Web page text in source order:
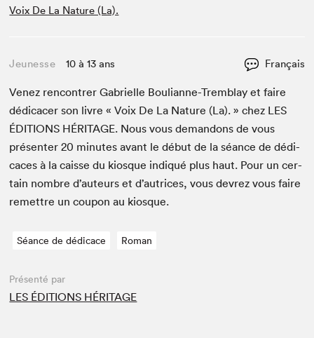
Voix De La Nature (La).
Jeunesse 10 à 13 ans Français
Venez ren­con­tr­er Gabrielle Bou­lianne-Trem­blay et faire
dédi­cac­er son livre « Voix De La Nature (La). » chez LES
ÉDI­TIONS HÉRITAGE. Nous vous deman­dons de vous
présen­ter20 min­utes avant le début de la séance de dédi­
caces à la caisse du kiosque indiqué plus haut. Pour un cer­
tain nom­bre d’auteurs et d’autrices, vous devrez vous faire
remet­tre un coupon au kiosque.
Séance de dédicace Roman
Présenté par
LES ÉDITIONS HÉRITAGE